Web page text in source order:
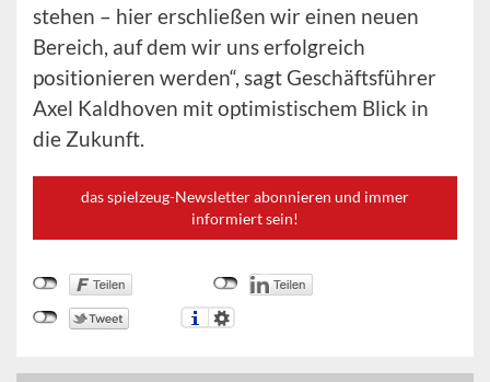
stehen – hier erschließen wir einen neuen
Bereich, auf dem wir uns erfolgreich
positionieren werden“, sagt Geschäftsführer
Axel Kaldhoven mit optimistischem Blick in
die Zukunft.
das spielzeug-Newsletter abonnieren und immer
informiert sein!